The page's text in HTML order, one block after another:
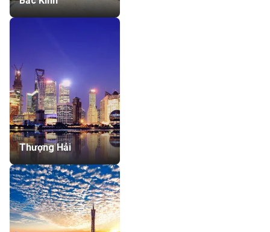
Thượng Hải